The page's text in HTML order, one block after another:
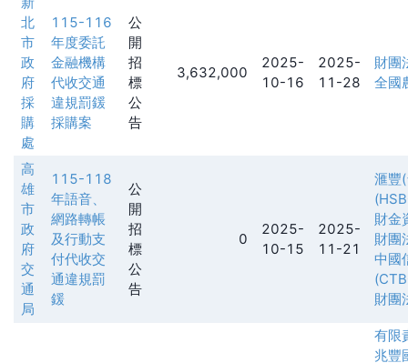
北
市
政
府
採
購
處
115-116
年度委託
金融機構
代收交通
違規罰鍰
採購案
公
開
招
標
公
告
3,632,000
2025-
10-16
2025-
11-28
財團
全國
高
雄
市
政
府
交
通
局
115-118
年語音、
網路轉帳
及行動支
付代收交
通違規罰
鍰
公
開
招
標
公
告
0
2025-
10-15
2025-
11-21
滙豐
財金
財團
中國
財團
有限
兆豐